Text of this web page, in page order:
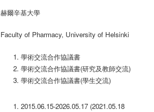
赫爾辛基大學
Faculty of Pharmacy, University of Helsinki
學術交流合作協議書
學術交流合作協議書(研究及教師交流)
學術交流合作協議書(學生交流)
2015.06.15-2026.05.17 (2021.05.18